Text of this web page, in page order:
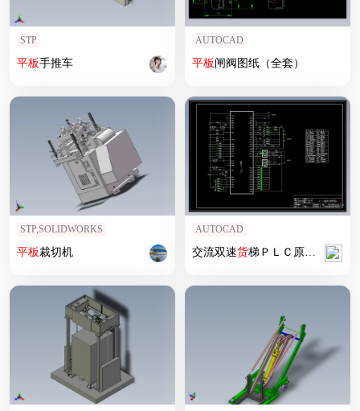
STP
平板手推车
AUTOCAD
平板闸阀图纸（全套）
STP,SOLIDWORKS
平板裁切机
AUTOCAD
交流双速货梯ＰＬＣ原理图